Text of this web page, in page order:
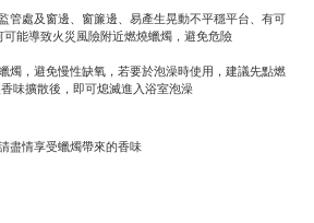
管處及窗邊、窗簾邊、易產生晃動不平穩平台、有可
能導致火災風險附近燃燒蠟燭，避免危險
燭，避免慢性缺氧，若要於泡澡時使用，建議先點燃
味擴散後，即可熄滅進入浴室泡澡
盡情享受蠟燭帶來的香味